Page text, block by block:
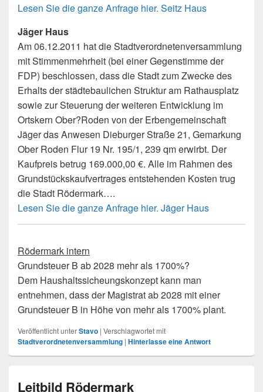
Lesen Sie die ganze Anfrage hier. Seitz Haus
Jäger Haus
Am 06.12.2011 hat die Stadtverordnetenversammlung
mit Stimmenmehrheit (bei einer Gegenstimme der
FDP) beschlossen, dass die Stadt zum Zwecke des
Erhalts der städtebaulichen Struktur am Rathausplatz
sowie zur Steuerung der weiteren Entwicklung im
Ortskern Ober?Roden von der Erbengemeinschaft
Jäger das Anwesen Dieburger Straße 21, Gemarkung
Ober Roden Flur 19 Nr. 195/1, 239 qm erwirbt. Der
Kaufpreis betrug 169.000,00 €. Alle im Rahmen des
Grundstückskaufvertrages entstehenden Kosten trug
die Stadt Rödermark….
Lesen Sie die ganze Anfrage hier. Jäger Haus
Rödermark intern
Grundsteuer B ab 2028 mehr als 1700%?
Dem Haushaltssicheungskonzept kann man
entnehmen, dass der Magistrat ab 2028 mit einer
Grundsteuer B in Höhe von mehr als 1700% plant.
Veröffentlicht unterStavo | Verschlagwortet mit
Stadtverordnetenversammlung | Hinterlasse eine Antwort
Leitbild Rödermark